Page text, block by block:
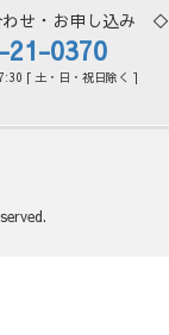
せ・お申し込み ◇
21-0370
[ 土・日・祝日除く ]